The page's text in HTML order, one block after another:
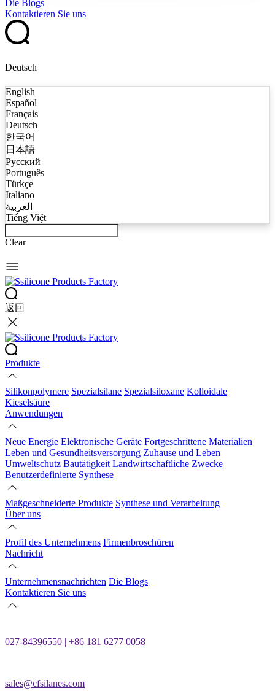
Die Blogs
Kontaktieren Sie uns
Deutsch
English
Español
Français
Deutsch
한국어
日本語
Русский
Português
Türkçe
Italiano
العربية
Tiếng Việt
Clear
返回
Produkte
Silikonpolymere Spezialsilane Spezialsiloxane Kolloidale
Kieselsäure
Anwendungen
Neue Energie Elektronische Geräte Fortgeschrittene Materialien
Leben und Gesundheitsversorgung Zuhause und Leben
Umweltschutz Bautätigkeit Landwirtschaftliche Zwecke
Benutzerdefinierte Synthese
Maßgeschneiderte Produkte Synthese und Verarbeitung
Über uns
Profil des Unternehmens Firmenbroschüren
Nachricht
Unternehmensnachrichten Die Blogs
Kontaktieren Sie uns
027-84396550 | +86 181 6277 0058
sales@cfsilanes.com